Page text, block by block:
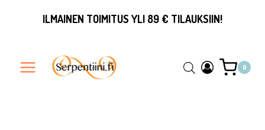
ILMAINEN TOIMITUS YLI 89 € TILAUKSIIN!
0